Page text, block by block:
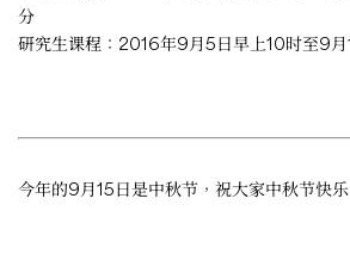
分
研究生课程：2016年9月5日早上10时至9
今年的9月15日是中秋节，祝大家中秋节快乐